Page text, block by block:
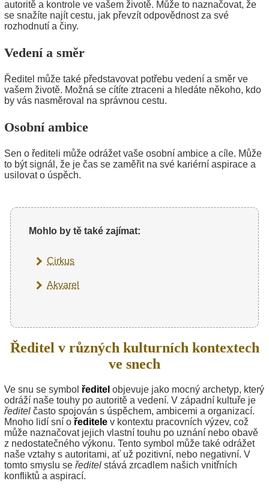
autoritě a kontrole ve vašem životě. Může to naznačovat, že
se snažíte najít cestu, jak převzít odpovědnost za své
rozhodnutí a činy.
Vedení a směr
Ředitel může také představovat potřebu vedení a směr ve
vašem životě. Možná se cítíte ztraceni a hledáte někoho, kdo
by vás nasměroval na správnou cestu.
Osobní ambice
Sen o řediteli může odrážet vaše osobní ambice a cíle. Může
to být signál, že je čas se zaměřit na své kariérní aspirace a
usilovat o úspěch.
Mohlo by tě také zajímat:
Cirkus
Akvarel
Ředitel v různých kulturních kontextech
ve snech
Ve snu se symbol ředitel objevuje jako mocný archetyp, který
odráží naše touhy po autoritě a vedení. V západní kultuře je
ředitel často spojován s úspěchem, ambicemi a organizací.
Mnoho lidí sní o ředitele v kontextu pracovních výzev, což
může naznačovat jejich vlastní touhu po uznání nebo obavě
z nedostatečného výkonu. Tento symbol může také odrážet
naše vztahy s autoritami, ať už pozitivní, nebo negativní. V
tomto smyslu se ředitel stává zrcadlem našich vnitřních
konfliktů a aspirací.